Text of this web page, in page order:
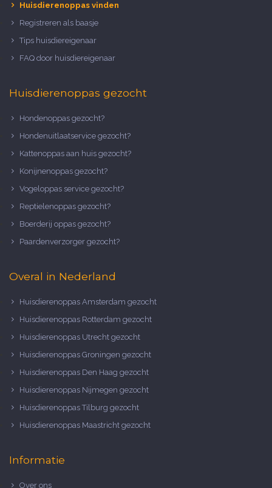
Huisdierenoppas vinden
Registreren als baasje
Tips huisdiereigenaar
FAQ door huisdiereigenaar
Huisdierenoppas gezocht
Hondenoppas gezocht?
Hondenuitlaatservice gezocht?
Kattenoppas aan huis gezocht?
Konijnenoppas gezocht?
Vogeloppas service gezocht?
Reptielenoppas gezocht?
Boerderij oppas gezocht?
Paardenverzorger gezocht?
Overal in Nederland
Huisdierenoppas Amsterdam gezocht
Huisdierenoppas Rotterdam gezocht
Huisdierenoppas Utrecht gezocht
Huisdierenoppas Groningen gezocht
Huisdierenoppas Den Haag gezocht
Huisdierenoppas Nijmegen gezocht
Huisdierenoppas Tilburg gezocht
Huisdierenoppas Maastricht gezocht
Informatie
Over ons